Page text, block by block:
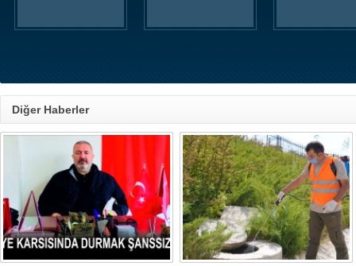
Diğer Haberler